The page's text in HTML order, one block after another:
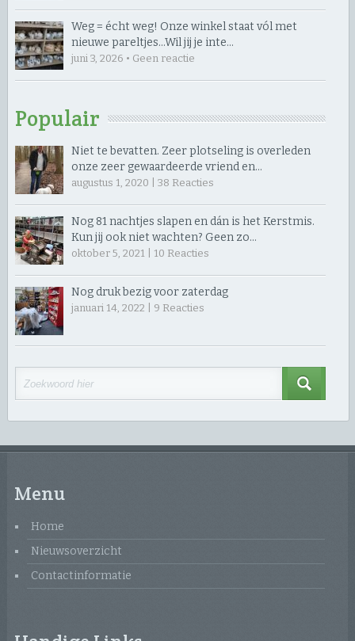
Weg = écht weg! Onze winkel staat vól met
nieuwe pareltjes… ​Wil jij je inte…
juni 3, 2026 • Geen reactie
Populair
Niet te bevatten. Zeer plotseling is overleden
onze zeer gewaardeerde vriend en…
augustus 1, 2020 | 38 Reacties
Nog 81 nachtjes slapen en dán is het Kerstmis.
Kun jij ook niet wachten? Geen zo…
oktober 5, 2021 | 10 Reacties
Nog druk bezig voor zaterdag
januari 14, 2022 | 9 Reacties
Menu
Home
Nieuwsoverzicht
Contactinformatie